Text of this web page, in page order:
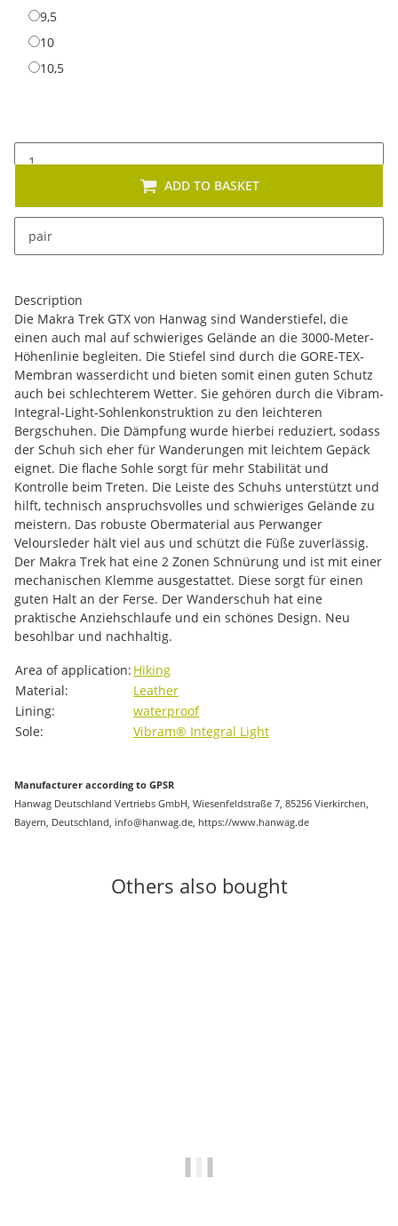
9,59,5
1010
10,510,5
pair
ADD TO BASKET
This item has variations. Please select the requested
variation.
Description
Die Makra Trek GTX von Hanwag sind Wanderstiefel, die
einen auch mal auf schwieriges Gelände an die 3000-Meter-
Höhenlinie begleiten. Die Stiefel sind durch die GORE-TEX-
Membran wasserdicht und bieten somit einen guten Schutz
auch bei schlechterem Wetter. Sie gehören durch die Vibram-
Integral-Light-Sohlenkonstruktion zu den leichteren
Bergschuhen. Die Dämpfung wurde hierbei reduziert, sodass
der Schuh sich eher für Wanderungen mit leichtem Gepäck
eignet. Die flache Sohle sorgt für mehr Stabilität und
Kontrolle beim Treten. Die Leiste des Schuhs unterstützt und
hilft, technisch anspruchsvolles und schwieriges Gelände zu
meistern. Das robuste Obermaterial aus Perwanger
Veloursleder hält viel aus und schützt die Füße zuverlässig.
Der Makra Trek hat eine 2 Zonen Schnürung und ist mit einer
mechanischen Klemme ausgestattet. Diese sorgt für einen
guten Halt an der Ferse. Der Wanderschuh hat eine
praktische Anziehschlaufe und ein schönes Design. Neu
besohlbar und nachhaltig.
Item information
Value
Area of ​​application: Hiking
Material:
Leather
Lining:
waterproof
Sole:
Vibram® Integral Light
Manufacturer according to GPSR
Hanwag Deutschland Vertriebs GmbH, Wiesenfeldstraße 7, 85256 Vierkirchen,
Bayern, Deutschland, info@hanwag.de, https://www.hanwag.de
Others also bought